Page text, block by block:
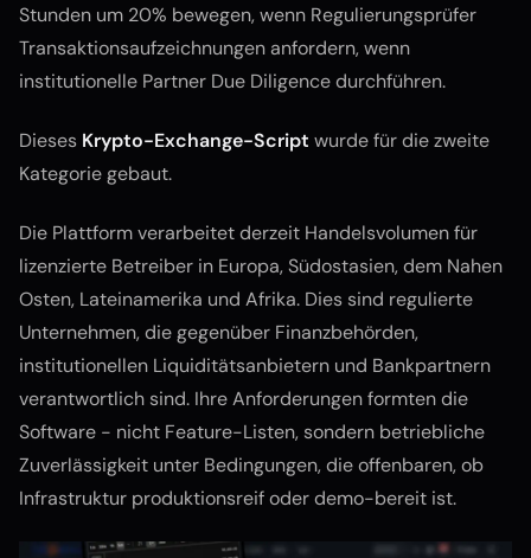
Stunden um 20% bewegen, wenn Regulierungsprüfer
Transaktionsaufzeichnungen anfordern, wenn
institutionelle Partner Due Diligence durchführen.
Dieses Krypto-Exchange-Script wurde für die zweite
Kategorie gebaut.
Die Plattform verarbeitet derzeit Handelsvolumen für
lizenzierte Betreiber in Europa, Südostasien, dem Nahen
Osten, Lateinamerika und Afrika. Dies sind regulierte
Unternehmen, die gegenüber Finanzbehörden,
institutionellen Liquiditätsanbietern und Bankpartnern
verantwortlich sind. Ihre Anforderungen formten die
Software - nicht Feature-Listen, sondern betriebliche
Zuverlässigkeit unter Bedingungen, die offenbaren, ob
Infrastruktur produktionsreif oder demo-bereit ist.